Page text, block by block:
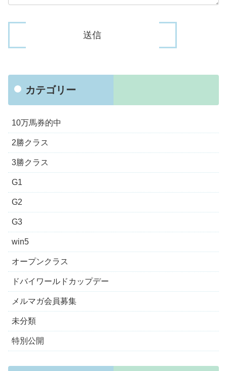
カテゴリー
10万馬券的中
2勝クラス
3勝クラス
G1
G2
G3
win5
オープンクラス
ドバイワールドカップデー
メルマガ会員募集
未分類
特別公開